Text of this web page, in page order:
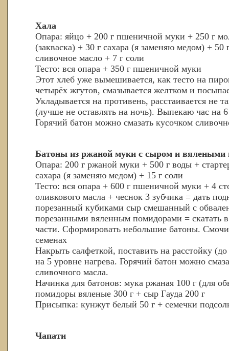
Хала
Опара: яйцо + 200 г пшеничной муки + 250 г
(закваска) + 30 г сахара (я заменяю медом) + 50
сливочное масло + 7 г соли
Тесто: вся опара + 350 г пшеничной муки
Этот хлеб уже вымешивается, как тесто на
четырёх жгутов, смазывается желтком и
Укладывается на противень, расстаивается не
(лучше не оставлять на ночь). Выпекаю час на 6
Горячий батон можно смазать кусочком
Батоны из ржаной муки с сыром и вялеными
Опара: 200 г ржаной муки + 500 г воды +
сахара (я заменяю медом) + 15 г соли
Тесто: вся опара + 600 г пшеничной муки + 4
оливкового масла + чеснок 3 зубчика = дать
порезанный кубиками сыр смешанный с
порезанными вяленным помидорами = скатать в
части. Сформировать небольшие батоны.
семенах
Накрыть салфеткой, поставить на расстойку
на 5 уровне нагрева. Горячий батон можно
сливочного масла.
Начинка для батонов: мука ржаная 100 г (для
помидоры вяленые 300 г + сыр Гауда 200 г
Присыпка: кунжут белый 50 г + семечки
Чапати